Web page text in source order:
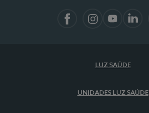
LUZ SAÚDE
UNIDADES LUZ SAÚDE